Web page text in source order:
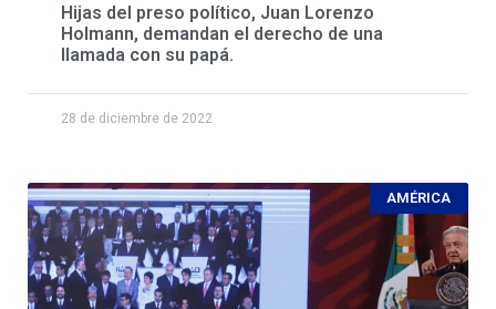
Hijas del preso político, Juan Lorenzo
Holmann, demandan el derecho de una
llamada con su papá.
28 de diciembre de 2022
AMÉRICA